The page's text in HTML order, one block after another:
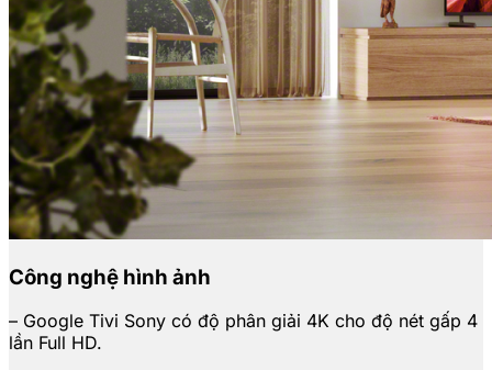
Công nghệ hình ảnh
– Google Tivi Sony có độ phân giải 4K cho độ nét gấp 4
lần Full HD.